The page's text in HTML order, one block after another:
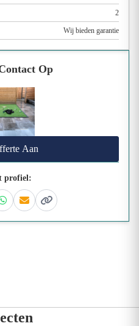
2
Wij bieden garantie
Op
Aan
profiel:
Whatsapp
EmailKopieer link